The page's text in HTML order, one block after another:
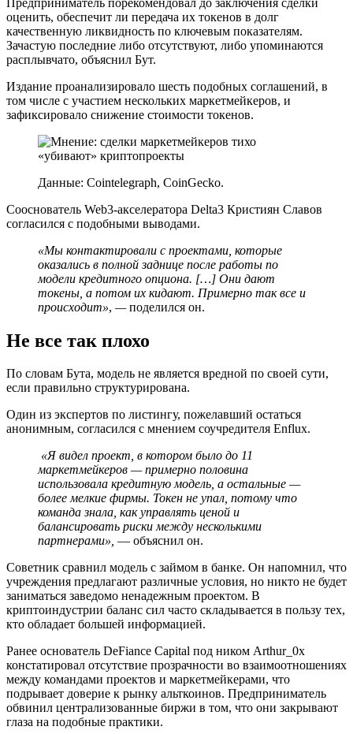
оценить, обеспечит ли передача их токенов в долг
качественную ликвидность по ключевым показателям.
Зачастую последние либо отсутствуют, либо упоминаются
расплывчато, объяснил Бут.
Издание проанализировало шесть подобных соглашений, в
том числе с участием нескольких маркетмейкеров, и
зафиксировало снижение стоимости токенов.
Данные: Cointelegraph, CoinGecko.
Сооснователь Web3-акселератора Delta3 Кристиян Славов
согласился с подобными выводами.
«Мы контактировали с проектами, которые
оказались в полной заднице после работы по
модели кредитного опциона. […] Они дают
токены, а потом их кидают. Примерно так все и
происходит», —поделился он.
Не все так плохо
По словам Бута, модель не является вредной по своей сути,
если правильно структурирована.
Один из экспертов по листингу, пожелавший остаться
анонимным, согласился с мнением соучредителя Enflux.
«Я видел проект, в котором было до 11
маркетмейкеров — примерно половина
использовала кредитную модель, а остальные —
более мелкие фирмы. Токен не упал, потому что
команда знала, как управлять ценой и
балансировать риски между несколькими
партнерами», — объяснил он.
Советник сравнил модель с займом в банке. Он напомнил, что
учреждения предлагают различные условия, но никто не будет
заниматься заведомо ненадежным проектом. В
криптоиндустрии баланс сил часто складывается в пользу тех,
кто обладает большей информацией.
Ранее основатель DeFiance Capital под ником Arthur_0x
констатировал отсутствие прозрачности во взаимоотношениях
между командами проектов и маркетмейкерами, что
подрывает доверие к рынку альткоинов. Предприниматель
обвинил централизованные биржи в том, что они закрывают
глаза на подобные практики.